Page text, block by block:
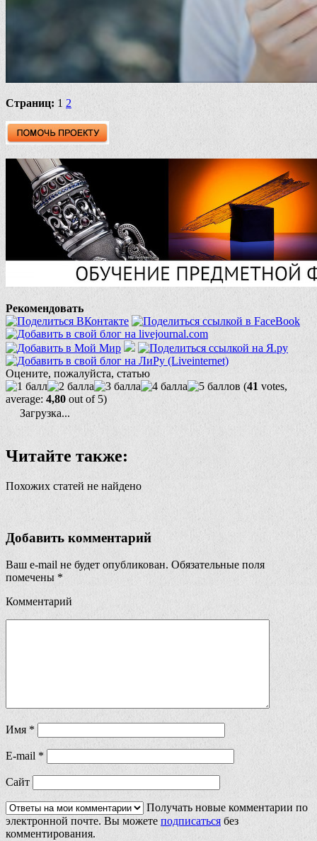
Страниц: 1 2
Рекомендовать
Оцените, пожалуйста, статью
(41 votes,
average: 4,80 out of 5)
Загрузка...
Читайте также:
Похожих статей не найдено
Добавить комментарий
Ваш e-mail не будет опубликован. Обязательные поля
помечены *
Комментарий
Имя *
E-mail *
Сайт
Получать новые комментарии по
электронной почте. Вы можете подписаться без
комментирования.